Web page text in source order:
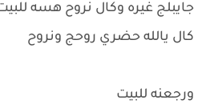
جايبلج غيره وكال نروح هسه
كال يالله حضري روحج ونروح
ورجعنه للبيت